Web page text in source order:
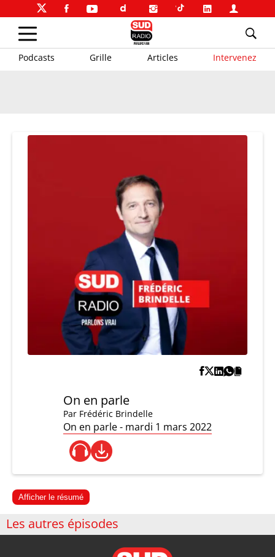
Podcasts Grille Articles Intervenez
On en parle
Par Frédéric Brindelle
On en parle - mardi 1 mars 2022
Afficher le résumé
Les autres épisodes